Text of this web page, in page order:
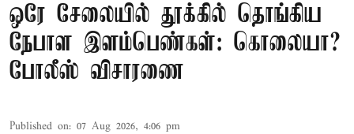
ஒரே சேலையில் தூக்கில் தொங்கிய
நேபாள இளம்பெண்கள்: கொலையா?
போலீஸ் விசாரணை
Published on: 07 Aug 2026, 4:06 pm